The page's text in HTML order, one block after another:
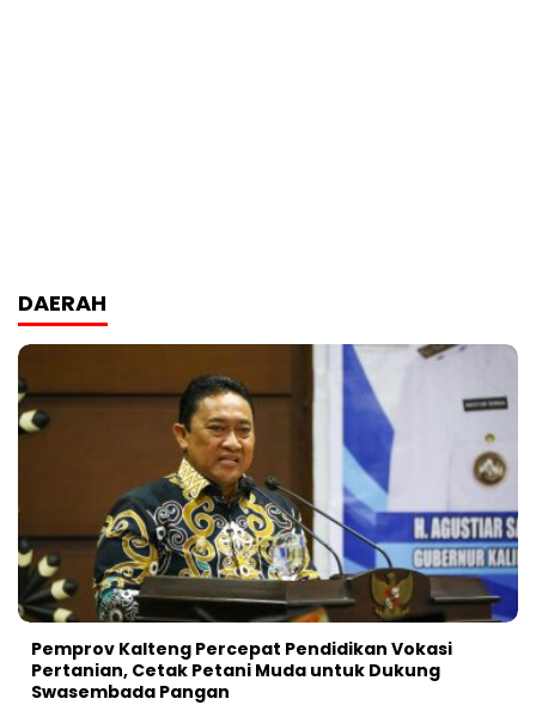
DAERAH
Pemprov Kalteng Percepat Pendidikan Vokasi
Pertanian, Cetak Petani Muda untuk Dukung
Swasembada Pangan